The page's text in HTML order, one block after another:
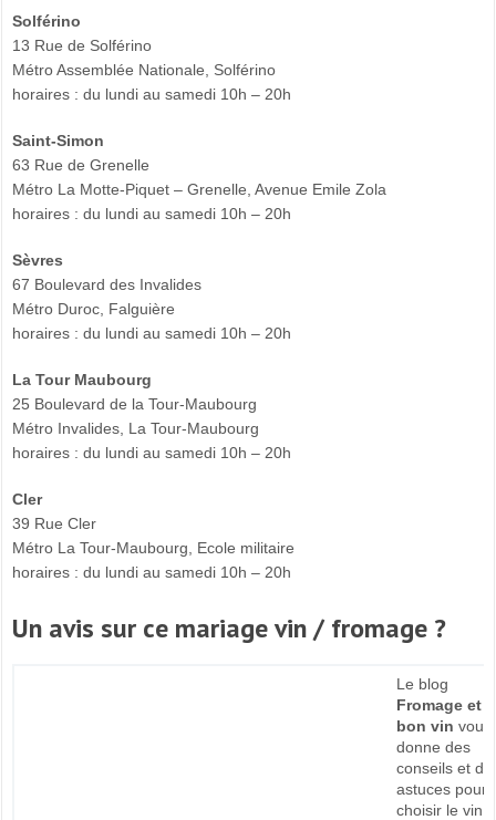
Solférino
13 Rue de Solférino
Métro Assemblée Nationale, Solférino
horaires : du lundi au samedi 10h – 20h
Saint-Simon
63 Rue de Grenelle
Métro La Motte-Piquet – Grenelle, Avenue Emile Zola
horaires : du lundi au samedi 10h – 20h
Sèvres
67 Boulevard des Invalides
Métro Duroc, Falguière
horaires : du lundi au samedi 10h – 20h
La Tour Maubourg
25 Boulevard de la Tour-Maubourg
Métro Invalides, La Tour-Maubourg
horaires : du lundi au samedi 10h – 20h
Cler
39 Rue Cler
Métro La Tour-Maubourg, Ecole militaire
horaires : du lundi au samedi 10h – 20h
Un avis sur ce mariage vin / fromage ?
Le blog
Fromage et
bon vin vous
donne des
conseils et
astuces pour
choisir le vin